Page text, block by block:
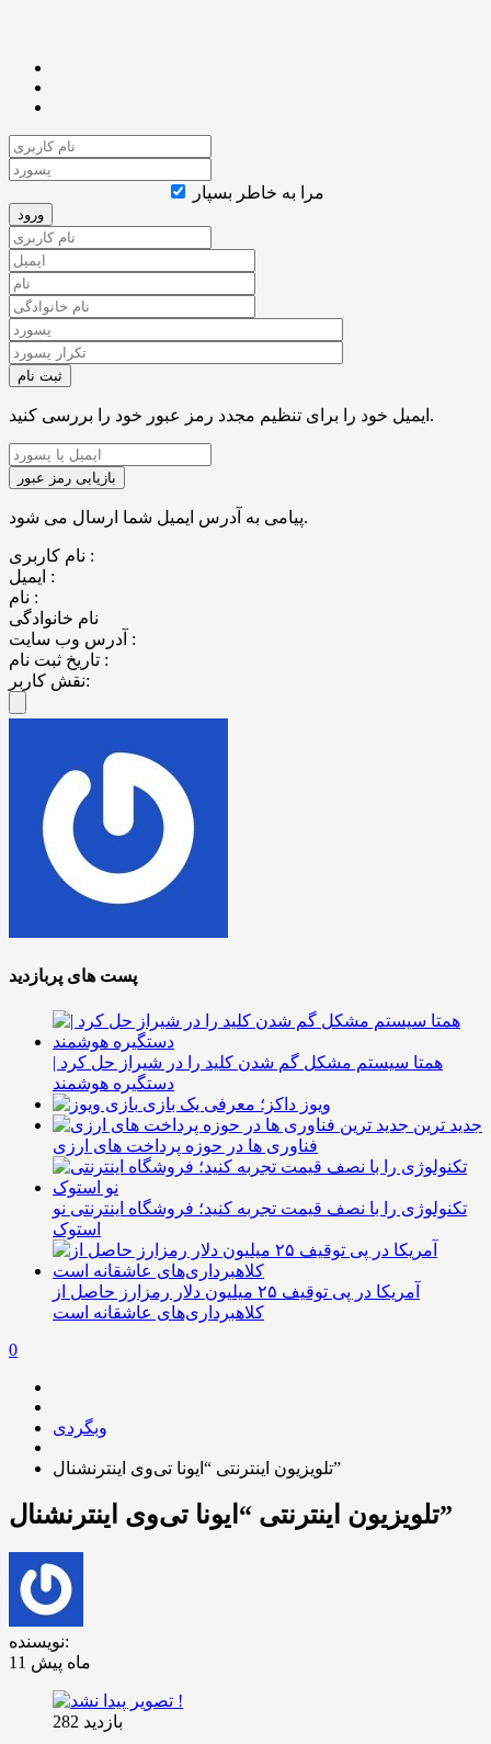
مرا به خاطر بسپار
ایمیل خود را برای تنظیم مجدد رمز عبور خود را بررسی کنید.
پیامی به آدرس ایمیل شما ارسال می شود.
نام کاربری :
ایمیل :
نام :
نام خانوادگی
آدرس وب سایت :
تاریخ ثبت نام :
نقش کاربر:
پست های پربازدید
همتا سیستم مشکل گم شدن کلید را در شیراز حل کرد |
دستگیره هوشمند
ویوز داکز؛ معرفی یک بازی
جدید ترین
فناوری ها در حوزه پرداخت های ارزی
تکنولوژی را با نصف قیمت تجربه کنید؛ فروشگاه اینترنتی نو
استوک
آمریکا در پی توقیف ۲۵ میلیون دلار رمزارز حاصل از
کلاهبرداری‌های عاشقانه است
0
وبگردی
تلویزیون اینترنتی “ایونا تی‌وی اینترنشنال”
تلویزیون اینترنتی “ایونا تی‌وی اینترنشنال”
نویسنده:
11 ماه پیش
بازدید 282